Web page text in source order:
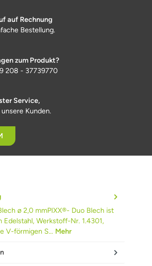
auf Rechnung
Bestellung.
zum Produkt?
208 - 37739770
Service,
Kunden.
ø 2,0 mmPIXX®- Duo Blech ist
Edelstahl, Werkstoff-Nr. 1.4301,
V-förmigen S… Mehr